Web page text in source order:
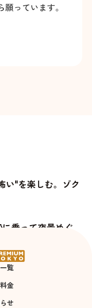
っています。
い"を楽しむ。ゾク
乗って夜景めぐ
覧
金
せ